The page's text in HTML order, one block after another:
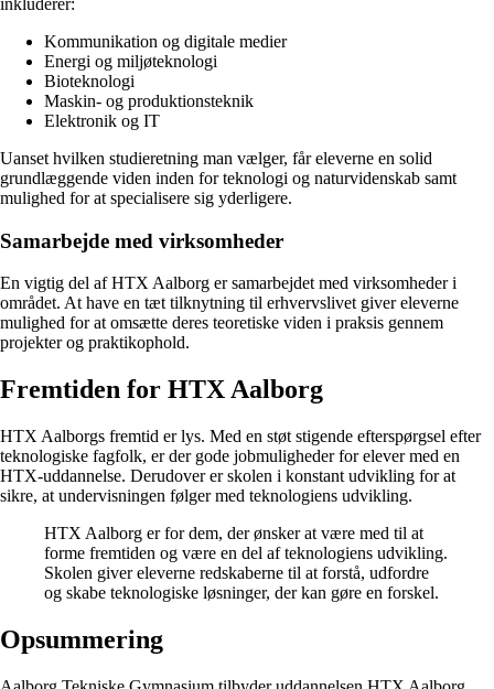
inkluderer:
Kommunikation og digitale medier
Energi og miljøteknologi
Bioteknologi
Maskin- og produktionsteknik
Elektronik og IT
Uanset hvilken studieretning man vælger, får eleverne en solid
grundlæggende viden inden for teknologi og naturvidenskab samt
mulighed for at specialisere sig yderligere.
Samarbejde med virksomheder
En vigtig del af HTX Aalborg er samarbejdet med virksomheder i
området. At have en tæt tilknytning til erhvervslivet giver eleverne
mulighed for at omsætte deres teoretiske viden i praksis gennem
projekter og praktikophold.
Fremtiden for HTX Aalborg
HTX Aalborgs fremtid er lys. Med en støt stigende efterspørgsel efter
teknologiske fagfolk, er der gode jobmuligheder for elever med en
HTX-uddannelse. Derudover er skolen i konstant udvikling for at
sikre, at undervisningen følger med teknologiens udvikling.
HTX Aalborg er for dem, der ønsker at være med til at
forme fremtiden og være en del af teknologiens udvikling.
Skolen giver eleverne redskaberne til at forstå, udfordre
og skabe teknologiske løsninger, der kan gøre en forskel.
Opsummering